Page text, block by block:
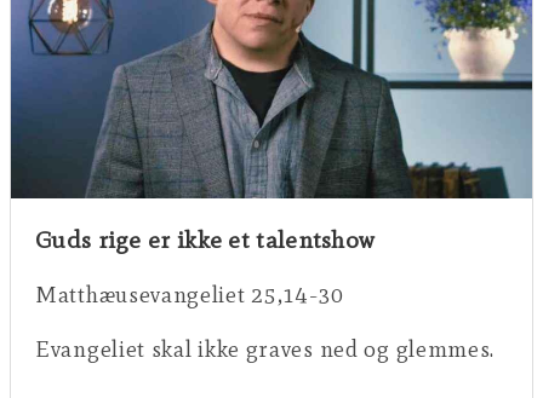
Guds rige er ikke et talentshow
Matthæusevangeliet 25,14-30
Evangeliet skal ikke graves ned og glemmes.